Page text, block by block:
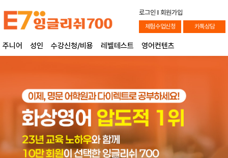
로그인 l 회원가입
체험수업신청 카톡상담
주니어 성인 수강신청/비용 레벨테스트 영어컨텐츠